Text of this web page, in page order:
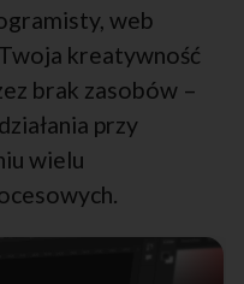
web
kreatywność
brak zasobów –
przy
wielu